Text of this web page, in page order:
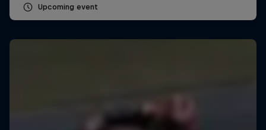
Upcoming event